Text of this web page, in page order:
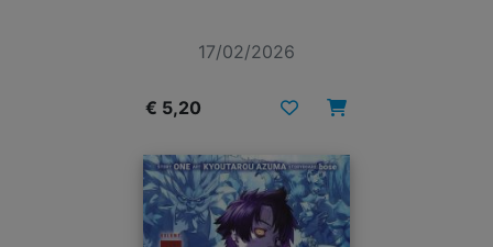
17/02/2026
€ 5,20